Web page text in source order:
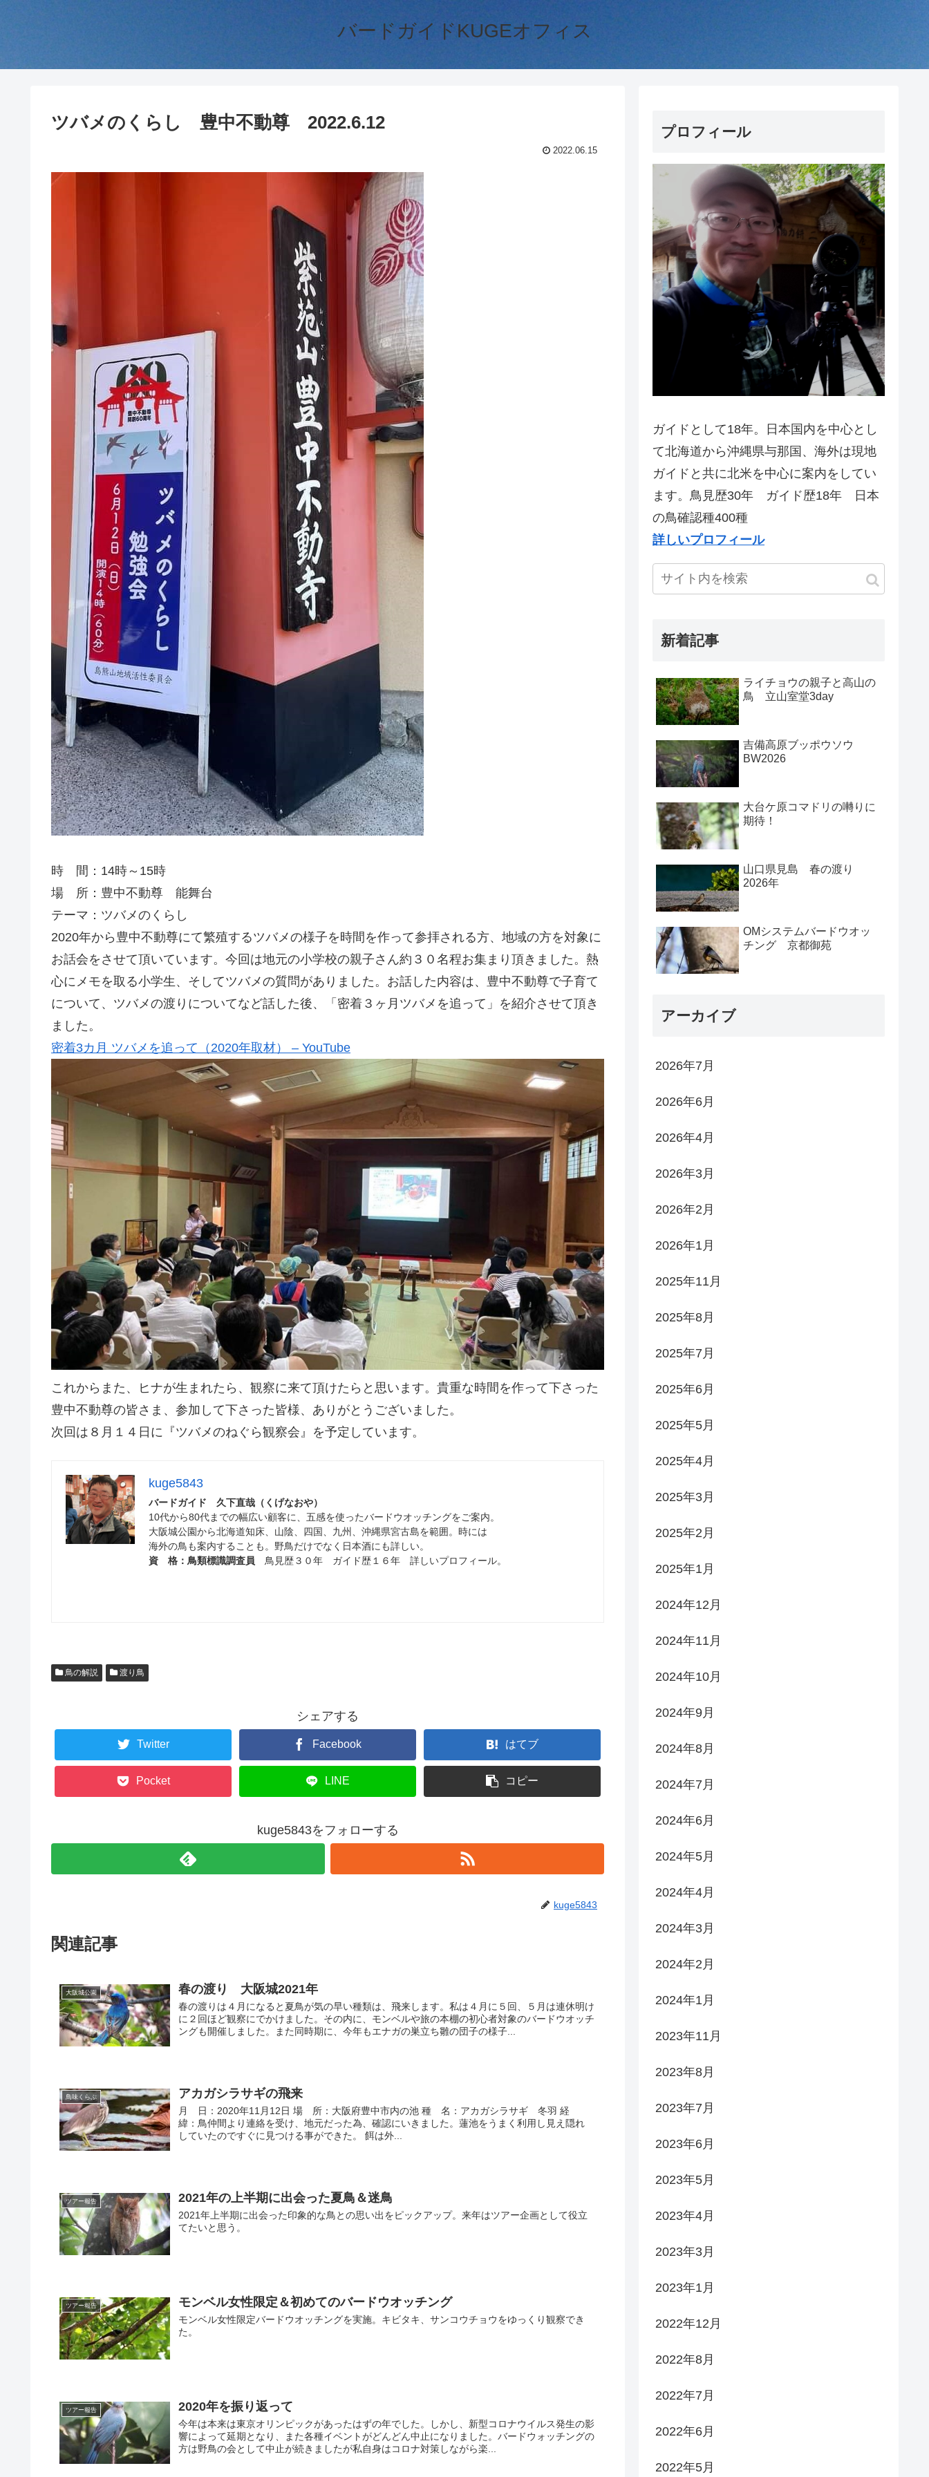
バードガイドKUGEオフィス
ツバメのくらし 豊中不動尊 2022.6.12
2022.06.15
時 間：14時～15時
場 所：豊中不動尊 能舞台
テーマ：ツバメのくらし
2020年から豊中不動尊にて繁殖するツバメの様子を時間を作って参拝される方、地域の方を対象に
お話会をさせて頂いています。今回は地元の小学校の親子さん約３０名程お集まり頂きました。熱
心にメモを取る小学生、そしてツバメの質問がありました。お話した内容は、豊中不動尊で子育て
について、ツバメの渡りについてなど話した後、「密着３ヶ月ツバメを追って」を紹介させて頂き
ました。
密着3カ月 ツバメを追って（2020年取材） – YouTube
これからまた、ヒナが生まれたら、観察に来て頂けたらと思います。貴重な時間を作って下さった
豊中不動尊の皆さま、参加して下さった皆様、ありがとうございました。
次回は８月１４日に『ツバメのねぐら観察会』を予定しています。
kuge5843
バードガイド 久下直哉（くげなおや）
10代から80代までの幅広い顧客に、五感を使ったバードウオッチングをご案内。
大阪城公園から北海道知床、山陰、四国、九州、沖縄県宮古島を範囲。時には
海外の鳥も案内することも。野鳥だけでなく日本酒にも詳しい。
資 格：鳥類標識調査員 鳥見歴３０年 ガイド歴１６年 詳しいプロフィール。
鳥の解説 渡り鳥
シェアする
Twitter Facebook はてブ
Pocket LINE コピー
kuge5843をフォローする
kuge5843
関連記事
大阪城公園 春の渡り 大阪城2021年
春の渡りは４月になると夏鳥が気の早い種類は、飛来します。私は４月に５回、５月は連休明け
に２回ほど観察にでかけました。その内に、モンベルや旅の本棚の初心者対象のバードウオッチ
ングも開催しました。また同時期に、今年もエナガの巣立ち雛の団子の様子...
鳥味くらぶ アカガシラサギの飛来
月 日：2020年11月12日 場 所：大阪府豊中市内の池 種 名：アカガシラサギ 冬羽 経
緯：鳥仲間より連絡を受け、地元だった為、確認にいきました。蓮池をうまく利用し見え隠れ
していたのですぐに見つける事ができた。 餌は外...
ツアー報告 2021年の上半期に出会った夏鳥＆迷鳥
2021年上半期に出会った印象的な鳥との思い出をピックアップ。来年はツアー企画として役立
てたいと思う。
ツアー報告 モンベル女性限定＆初めてのバードウオッチング
モンベル女性限定バードウオッチングを実施。キビタキ、サンコウチョウをゆっくり観察でき
た。
ツアー報告 2020年を振り返って
今年は本来は東京オリンピックがあったはずの年でした。しかし、新型コロナウイルス発生の影
響によって延期となり、また各種イベントがどんどん中止になりました。バードウォッチングの
方は野鳥の会として中止が続きましたが私自身はコロナ対策しながら楽...
プロフィール
ガイドとして18年。日本国内を中心とし
て北海道から沖縄県与那国、海外は現地
ガイドと共に北米を中心に案内をしてい
ます。鳥見歴30年 ガイド歴18年 日本
の鳥確認種400種
詳しいプロフィール
新着記事
ライチョウの親子と高山の
鳥 立山室堂3day
吉備高原ブッポウソウ
BW2026
大台ケ原コマドリの囀りに
期待！
山口県見島 春の渡り
2026年
OMシステムバードウオッ
チング 京都御苑
アーカイブ
2026年7月
2026年6月
2026年4月
2026年3月
2026年2月
2026年1月
2025年11月
2025年8月
2025年7月
2025年6月
2025年5月
2025年4月
2025年3月
2025年2月
2025年1月
2024年12月
2024年11月
2024年10月
2024年9月
2024年8月
2024年7月
2024年6月
2024年5月
2024年4月
2024年3月
2024年2月
2024年1月
2023年11月
2023年8月
2023年7月
2023年6月
2023年5月
2023年4月
2023年3月
2023年1月
2022年12月
2022年8月
2022年7月
2022年6月
2022年5月